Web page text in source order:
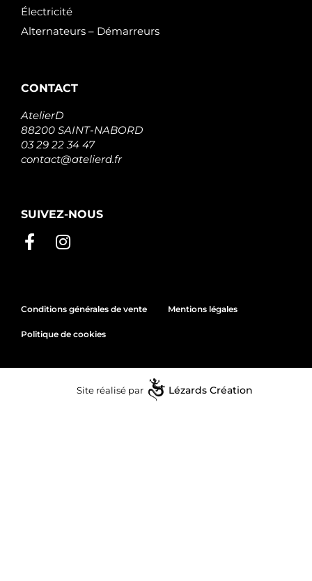
Électricité
Alternateurs – Démarreurs
CONTACT
AtelierD
88200 SAINT-NABORD
03 29 22 34 47
contact@atelierd.fr
SUIVEZ-NOUS
Conditions générales de vente Mentions légales
Politique de cookies
Site réalisé par Lézards Création